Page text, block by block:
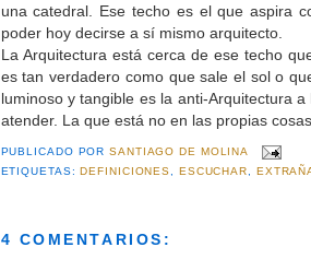
una catedral. Ese techo es el que aspira
poder hoy decirse a sí mismo arquitecto.
La Arquitectura está cerca de ese techo
es tan verdadero como que sale el sol o
luminoso y tangible es la anti-Arquitectura
atender. La que está no en las propias
PUBLICADO PORSANTIAGO DE MOLINA
ETIQUETAS:DEFINICIONES, ESCUCHAR,
4 COMENTARIOS: